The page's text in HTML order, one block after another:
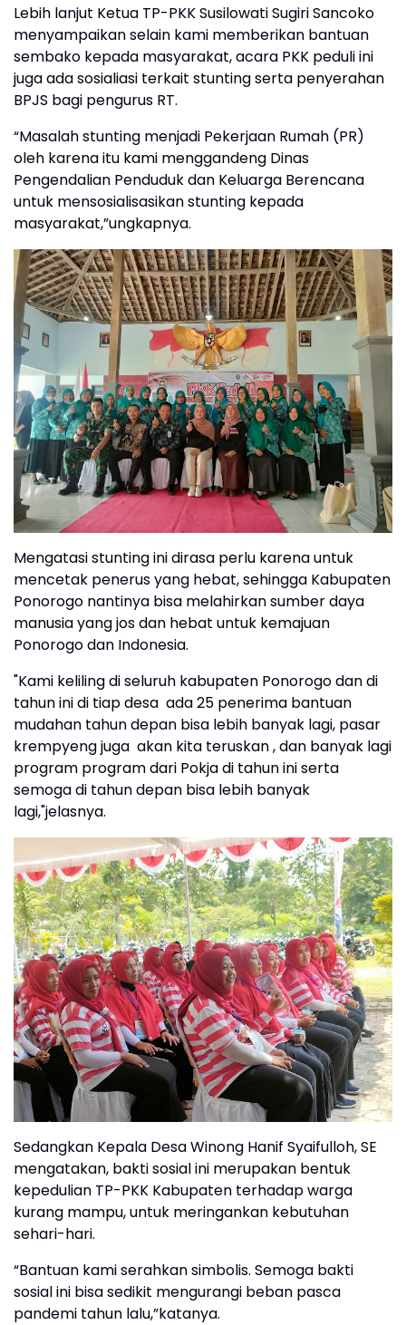
Lebih lanjut Ketua TP-PKK Susilowati Sugiri Sancoko
menyampaikan selain kami memberikan bantuan
sembako kepada masyarakat, acara PKK peduli ini
juga ada sosialiasi terkait stunting serta penyerahan
BPJS bagi pengurus RT.
“Masalah stunting menjadi Pekerjaan Rumah (PR)
oleh karena itu kami menggandeng Dinas
Pengendalian Penduduk dan Keluarga Berencana
untuk mensosialisasikan stunting kepada
masyarakat,”ungkapnya.
Mengatasi stunting ini dirasa perlu karena untuk
mencetak penerus yang hebat, sehingga Kabupaten
Ponorogo nantinya bisa melahirkan sumber daya
manusia yang jos dan hebat untuk kemajuan
Ponorogo dan Indonesia.
"Kami keliling di seluruh kabupaten Ponorogo dan di
tahun ini di tiap desa ada 25 penerima bantuan
mudahan tahun depan bisa lebih banyak lagi, pasar
krempyeng juga akan kita teruskan , dan banyak lagi
program program dari Pokja di tahun ini serta
semoga di tahun depan bisa lebih banyak
lagi,"jelasnya.
Sedangkan Kepala Desa Winong Hanif Syaifulloh, SE
mengatakan, bakti sosial ini merupakan bentuk
kepedulian TP-PKK Kabupaten terhadap warga
kurang mampu, untuk meringankan kebutuhan
sehari-hari.
“Bantuan kami serahkan simbolis. Semoga bakti
sosial ini bisa sedikit mengurangi beban pasca
pandemi tahun lalu,”katanya.